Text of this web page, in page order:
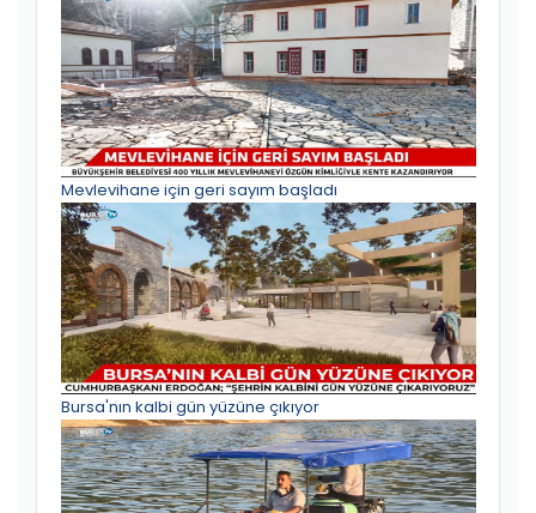
Mevlevihane için geri sayım başladı
Bursa'nın kalbi gün yüzüne çıkıyor